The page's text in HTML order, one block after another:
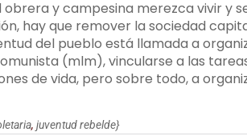
y campesina merezca vivir y
hay que remover la sociedad
del pueblo está llamada a
(mlm), vincularse a las
de vida, pero sobre todo, a
,juventud rebelde}